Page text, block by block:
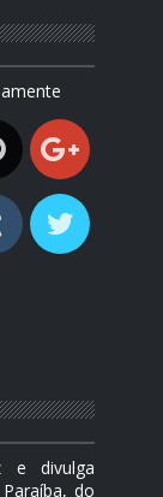
e divulga
do